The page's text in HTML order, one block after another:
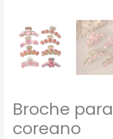
Broche
coreano